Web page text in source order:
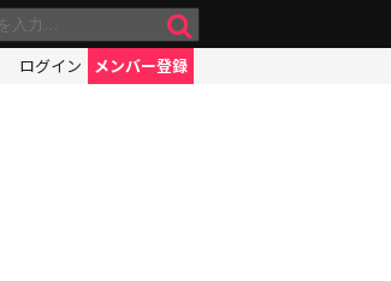
ログイン メンバー登録